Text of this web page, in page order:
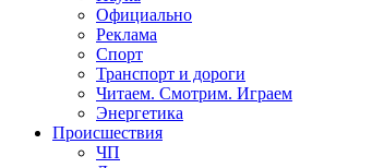
Официально
Реклама
Спорт
Транспорт и дороги
Читаем. Смотрим. Играем
Энергетика
Происшествия
ЧП